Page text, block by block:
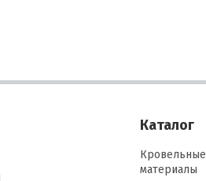
Каталог
Кровельные
материалы